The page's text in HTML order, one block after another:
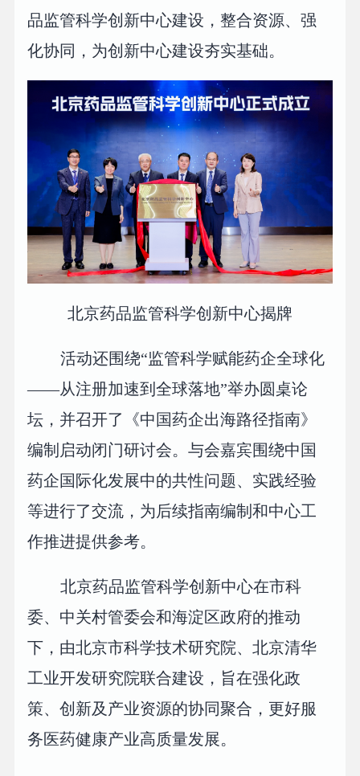
品监管科学创新中心建设，整合资源、强
化协同，为创新中心建设夯实基础。
北京药品监管科学创新中心揭牌
活动还围绕“监管科学赋能药企全球化
——从注册加速到全球落地”举办圆桌论
坛，并召开了《中国药企出海路径指南》
编制启动闭门研讨会。与会嘉宾围绕中国
药企国际化发展中的共性问题、实践经验
等进行了交流，为后续指南编制和中心工
作推进提供参考。
北京药品监管科学创新中心在市科
委、中关村管委会和海淀区政府的推动
下，由北京市科学技术研究院、北京清华
工业开发研究院联合建设，旨在强化政
策、创新及产业资源的协同聚合，更好服
务医药健康产业高质量发展。